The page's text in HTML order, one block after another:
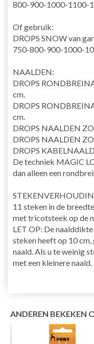
800-900-1000-1100-
Of gebruik:
DROPS SNOW van
750-800-900-1000-
NAALDEN:
DROPS
cm.
DROPS
cm.
DROPS NAALDEN
DROPS NAALDEN
DROPS KABELNAALD
De techniek MAGIC
dan alleen een
11 steken in de
mettricotsteek op de
LET OP: De
steken heeft op 10
naald. Als u te weinig
met een kleinere naald.
ANDEREN BEKEKEN